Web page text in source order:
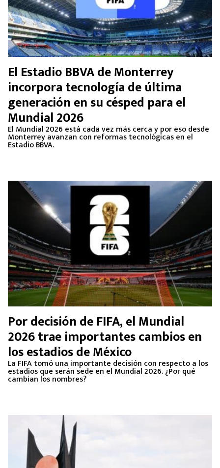
El Estadio BBVA de Monterrey
incorpora tecnología de última
generación en su césped para el
Mundial 2026
El Mundial 2026 está cada vez más cerca y por eso desde
Monterrey avanzan con reformas tecnológicas en el
Estadio BBVA.
Por decisión de FIFA, el Mundial
2026 trae importantes cambios en
los estadios de México
La FIFA tomó una importante decisión con respecto a los
estadios que serán sede en el Mundial 2026. ¿Por qué
cambian los nombres?